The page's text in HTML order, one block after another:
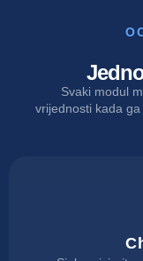
Svaki modul
vrijednosti kada